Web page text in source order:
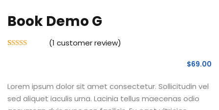
Book Demo G
rating
(1 customer review)
$69.00
Lorem ipsum dolor sit amet consectetur. Sollicitudin vel
sed aliquet iaculis urna. Lacinia tellus maecenas odio